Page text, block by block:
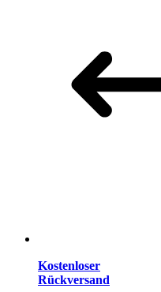
Kostenloser
Rückversand